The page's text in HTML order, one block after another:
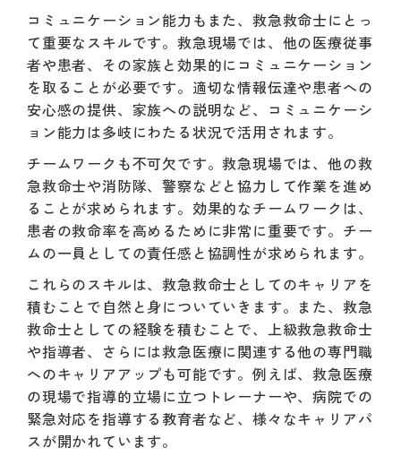
コミュニケーション能力もまた、救急救命士にとっ
て重要なスキルです。救急現場では、他の医療従事
者や患者、その家族と効果的にコミュニケーション
を取ることが必要です。適切な情報伝達や患者への
安心感の提供、家族への説明など、コミュニケーシ
ョン能力は多岐にわたる状況で活用されます。
チームワークも不可欠です。救急現場では、他の救
急救命士や消防隊、警察などと協力して作業を進め
ることが求められます。効果的なチームワークは、
患者の救命率を高めるために非常に重要です。チー
ムの一員としての責任感と協調性が求められます。
これらのスキルは、救急救命士としてのキャリアを
積むことで自然と身についていきます。また、救急
救命士としての経験を積むことで、上級救急救命士
や指導者、さらには救急医療に関連する他の専門職
へのキャリアアップも可能です。例えば、救急医療
の現場で指導的立場に立つトレーナーや、病院での
緊急対応を指導する教育者など、様々なキャリアパ
スが開かれています。